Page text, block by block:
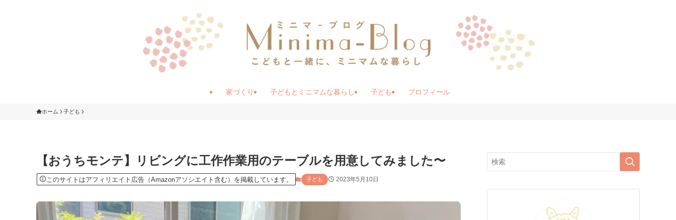
家づくり 子どもとミニマムな暮らし 子ども プロフィール
ホーム 子ども
【おうちモンテ】リビングに工作作業用のテーブルを用意してみました〜
このサイトはアフィリエイト広告（Amazonアソシエイト含む）を掲載しています。 子ども 2023年5月10日